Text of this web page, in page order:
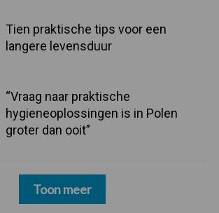
Tien praktische tips voor een
langere levensduur
“Vraag naar praktische
hygieneoplossingen is in Polen
groter dan ooit”
Toon meer